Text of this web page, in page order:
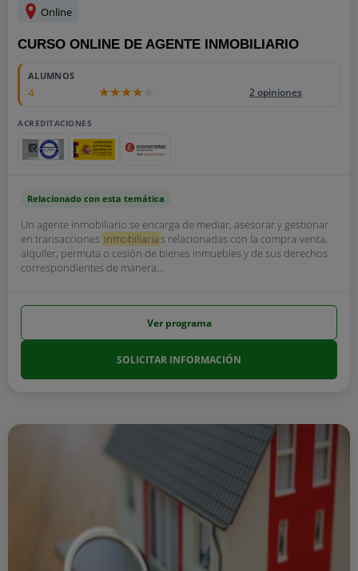
Online
CURSO ONLINE DE AGENTE INMOBILIARIO
ALUMNOS
4 2 opiniones
ACREDITACIONES
Relacionado con esta temática
Un agente inmobiliario se encarga de mediar, asesorar y gestionar
en transacciones inmobiliarias relacionadas con la compra-venta,
alquiler, permuta o cesión de bienes inmuebles y de sus derechos
correspondientes de manera...
Ver programa
SOLICITAR INFORMACIÓN